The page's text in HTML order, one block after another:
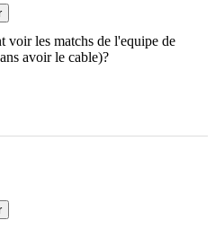
voir les matchs de l'equipe de
avoir le cable)?